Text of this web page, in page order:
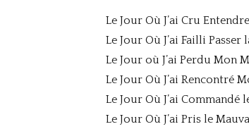
Le Jour Où J’ai Cru
Le Jour Où J’ai Failli
Le Jour où J’ai Perdu Mon
Le Jour Où J’ai Rencontré
Le Jour Où J’ai
Le Jour Où J’ai Pris le